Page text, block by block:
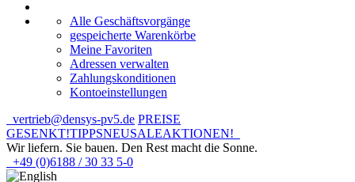
Alle Geschäftsvorgänge
gespeicherte Warenkörbe
Meine Favoriten
Adressen verwalten
Zahlungskonditionen
Kontoeinstellungen
vertrieb@densys-pv5.de PREISE
GESENKT!TIPPSNEUSALEAKTIONEN!
Wir liefern. Sie bauen. Den Rest macht die Sonne.
+49 (0)6188 / 30 33 5-0